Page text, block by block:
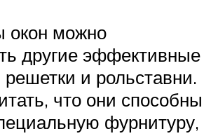
окон можно
другие эффективные
решетки и рольставни.
что они способны
фурнитуру,